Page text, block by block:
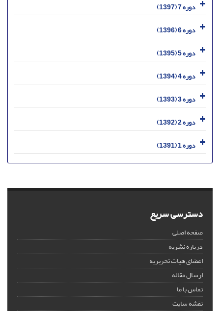
دوره 7 (1397)
دوره 6 (1396)
دوره 5 (1395)
دوره 4 (1394)
دوره 3 (1393)
دوره 2 (1392)
دوره 1 (1391)
دسترسی سریع
صفحه اصلی
درباره نشریه
اعضای هیات تحریریه
ارسال مقاله
تماس با ما
نقشه سایت